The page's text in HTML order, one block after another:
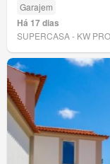
Garajem
Há 17 dias
SUPERCASA - KW